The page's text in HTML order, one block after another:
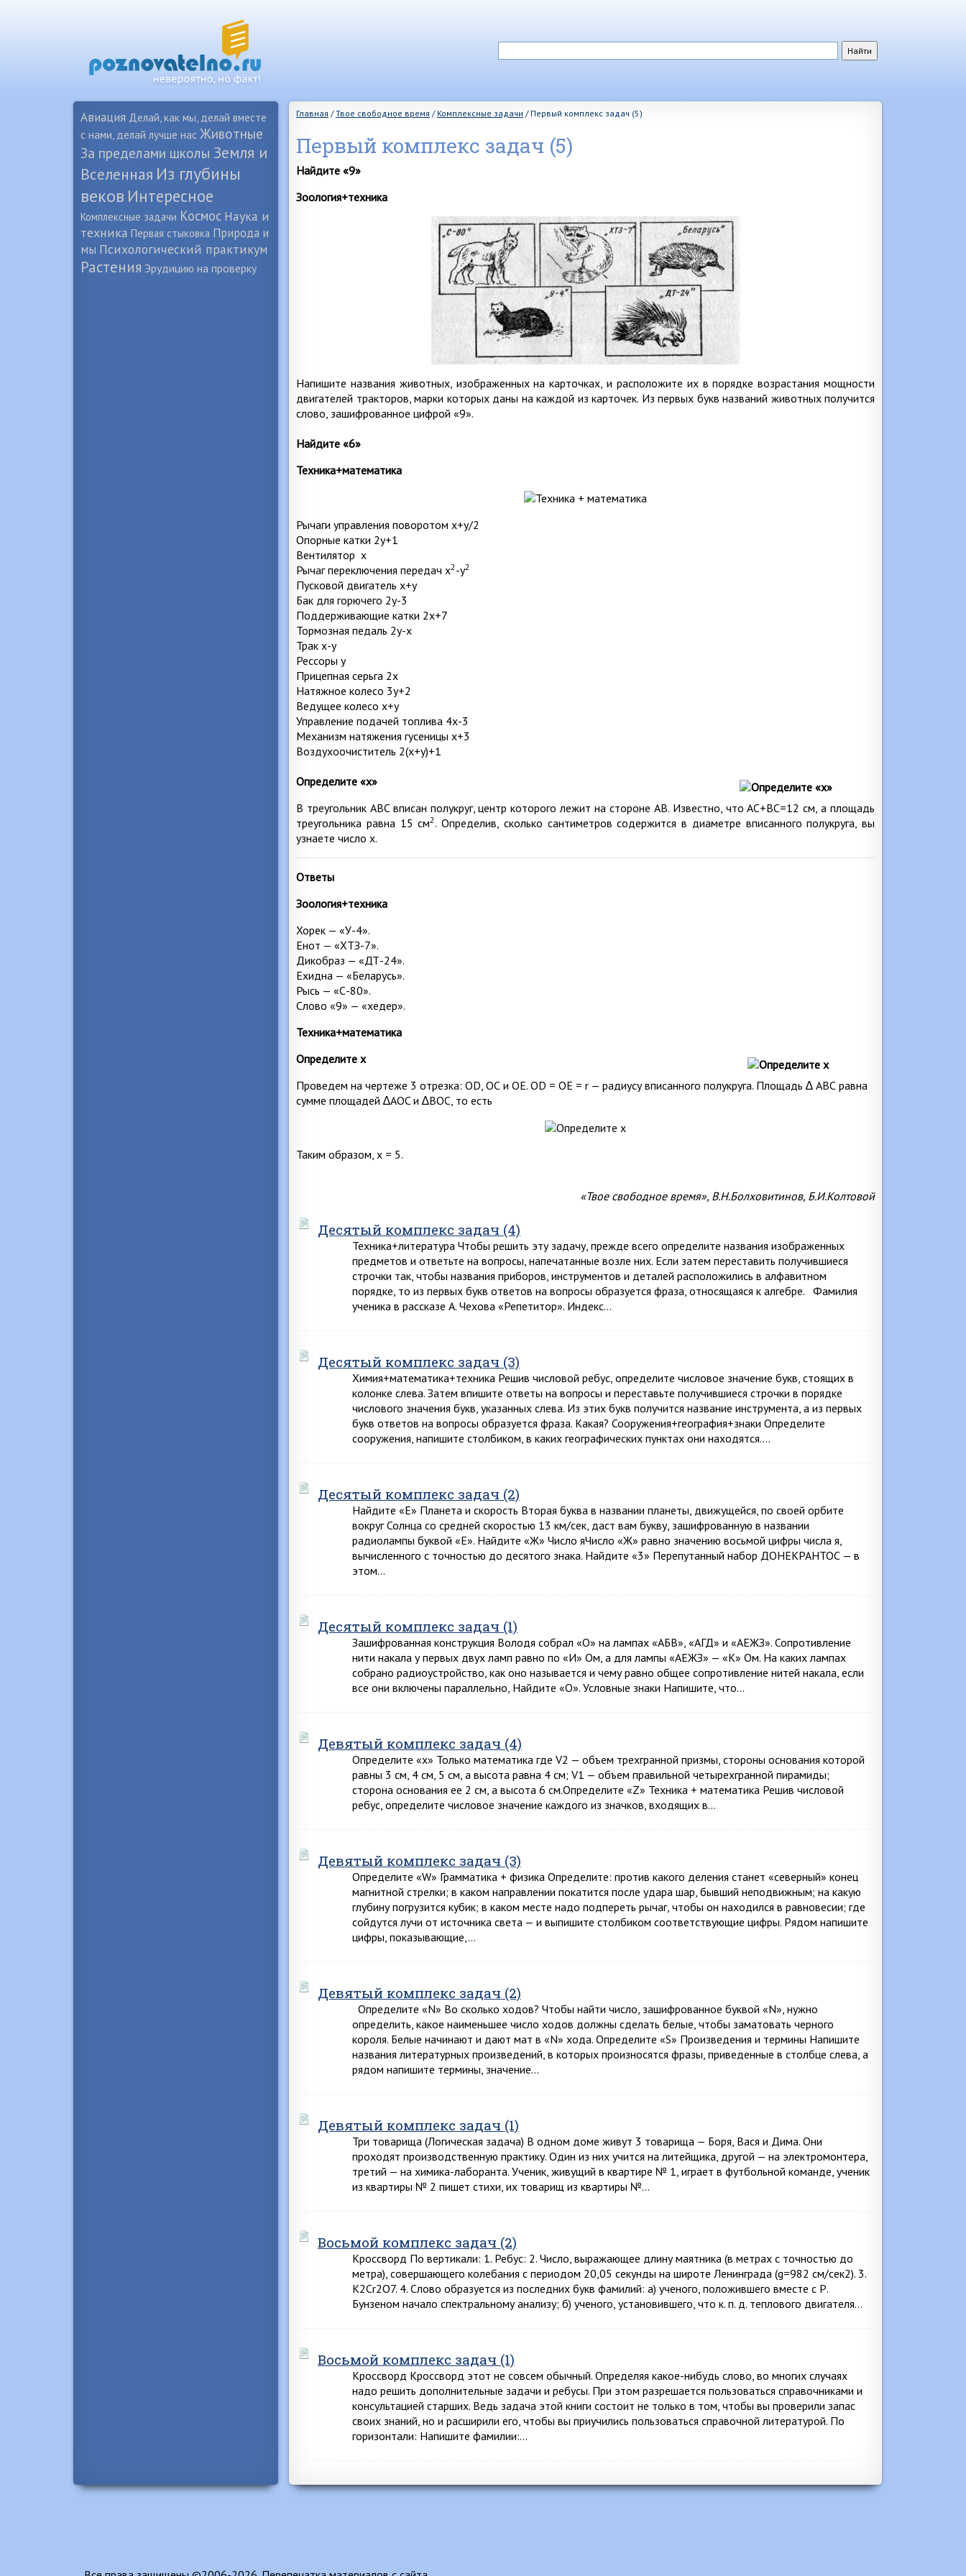
Авиация Делай, как мы, делай вместе
с нами, делай лучше нас Животные
За пределами школы Земля и
Вселенная Из глубины
веков Интересное
Комплексные задачи Космос Наука и
техника Первая стыковка Природа и
мы Психологический практикум
Растения Эрудицию на проверку
Главная /Твое свободное время / Комплексные задачи / Первый комплекс задач (5)
Первый комплекс задач (5)
Найдите «9»
Зоология+техника
Напишите названия животных, изображенных на карточках, и расположите их в порядке возрастания мощности
двигателей тракторов, марки которых даны на каждой из карточек. Из первых букв названий животных получится
слово, зашифрованное цифрой «9».
Найдите «6»
Техника+математика
Рычаги управления поворотом х+у/2
Опорные катки 2у+1
Вентилятор х
Рычаг переключения передач x2 -y2
Пусковой двигатель x+y
Бак для горючего 2у-3
Поддерживающие катки 2x+7
Тормозная педаль 2y-x
Трак х-у
Рессоры y
Прицепная серьга 2х
Натяжное колесо 3y+2
Ведущее колесо х+y
Управление подачей топлива 4х-3
Механизм натяжения гусеницы х+3
Воздухоочиститель 2(х+у)+1
Определите «х»
В треугольник ABC вписан полукруг, центр которого лежит на стороне АВ. Известно, что АС+ВС=12 см, а площадь
треугольника равна 15 см2 . Определив, сколько сантиметров содержится в диаметре вписанного полукруга, вы
узнаете число х.
Ответы
Зоология+техника
Хорек — «У-4».
Енот — «ХТЗ-7».
Дикобраз — «ДТ-24».
Ехидна — «Беларусь».
Рысь — «С-80».
Слово «9» — «хедер».
Техника+математика
Определите x
Проведем на чертеже 3 отрезка: OD, ОС и ОЕ. OD = OE = r — радиусу вписанного полукруга. Площадь ∆ АВС равна
сумме площадей ∆AOC и ∆ВОС, то есть
Таким образом, х = 5.
«Твое свободное время», В.Н.Болховитинов, Б.И.Колтовой
Десятый комплекс задач (4)
Техника+литература Чтобы решить эту задачу, прежде всего определите названия изображенных
предметов и ответьте на вопросы, напечатанные возле них. Если затем переставить получившиеся
строчки так, чтобы названия приборов, инструментов и деталей расположились в алфавитном
порядке, то из первых букв ответов на вопросы образуется фраза, относящаяся к алгебре. Фамилия
ученика в рассказе А. Чехова «Репетитор». Индекс…
Десятый комплекс задач (3)
Химия+математика+техника Решив числовой ребус, определите числовое значение букв, стоящих в
колонке слева. Затем впишите ответы на вопросы и переставьте получившиеся строчки в порядке
числового значения букв, указанных слева. Из этих букв получится название инструмента, а из первых
букв ответов на вопросы образуется фраза. Какая? Сооружения+география+знаки Определите
сооружения, напишите столбиком, в каких географических пунктах они находятся….
Десятый комплекс задач (2)
Найдите «Е» Планета и скорость Вторая буква в названии планеты, движущейся, по своей орбите
вокруг Солнца со средней скоростью 13 км/сек, даст вам букву, зашифрованную в названии
радиолампы буквой «Е». Найдите «Ж» Число яЧисло «Ж» равно значению восьмой цифры числа я,
вычисленного с точностью до десятого знака. Найдите «3» Перепутанный набор ДОНЕКРАНТОС — в
этом…
Десятый комплекс задач (1)
Зашифрованная конструкция Володя собрал «О» на лампах «АБВ», «АГД» и «АЕЖЗ». Сопротивление
нити накала у первых двух ламп равно по «И» Ом, а для лампы «АЕЖЗ» — «К» Ом. На каких лампах
собрано радиоустройство, как оно называется и чему равно общее сопротивление нитей накала, если
все они включены параллельно, Найдите «О». Условные знаки Напишите, что…
Девятый комплекс задач (4)
Определите «х» Только математика где V2 — объем трехгранной призмы, стороны основания которой
равны 3 см, 4 см, 5 см, а высота равна 4 см; V1 — объем правильной четырехгранной пирамиды;
сторона основания ее 2 см, а высота 6 см.Определите «Z» Техника + математика Решив числовой
ребус, определите числовое значение каждого из значков, входящих в…
Девятый комплекс задач (3)
Определите «W» Грамматика + физика Определите: против какого деления станет «северный» конец
магнитной стрелки; в каком направлении покатится после удара шар, бывший неподвижным; на какую
глубину погрузится кубик; в каком месте надо подпереть рычаг, чтобы он находился в равновесии; где
сойдутся лучи от источника света — и выпишите столбиком соответствующие цифры. Рядом напишите
цифры, показывающие,…
Девятый комплекс задач (2)
Определите «N» Во сколько ходов? Чтобы найти число, зашифрованное буквой «N», нужно
определить, какое наименьшее число ходов должны сделать белые, чтобы заматовать черного
короля. Белые начинают и дают мат в «N» хода. Определите «S» Произведения и термины Напишите
названия литературных произведений, в которых произносятся фразы, приведенные в столбце слева, а
рядом напишите термины, значение…
Девятый комплекс задач (1)
Три товарища (Логическая задача) В одном доме живут 3 товарища — Боря, Вася и Дима. Они
проходят производственную практику. Один из них учится на литейщика, другой — на электромонтера,
третий — на химика-лаборанта. Ученик, живущий в квартире № 1, играет в футбольной команде, ученик
из квартиры № 2 пишет стихи, их товарищ из квартиры №…
Восьмой комплекс задач (2)
Кроссворд По вертикали: 1. Ребус: 2. Число, выражающее длину маятника (в метрах с точностью до
метра), совершающего колебания с периодом 20,05 секунды на широте Ленинграда (g=982 см/сек2). 3.
К2Сr2O7. 4. Слово образуется из последних букв фамилий: а) ученого, положившего вместе с Р.
Бунзеном начало спектральному анализу; б) ученого, установившего, что к. п. д. теплового двигателя…
Восьмой комплекс задач (1)
Кроссворд Кроссворд этот не совсем обычный. Определяя какое-нибудь слово, во многих случаях
надо решить дополнительные задачи и ребусы. При этом разрешается пользоваться справочниками и
консультацией старших. Ведь задача этой книги состоит не только в том, чтобы вы проверили запас
своих знаний, но и расширили его, чтобы вы приучились пользоваться справочной литературой. По
горизонтали: Напишите фамилии:…